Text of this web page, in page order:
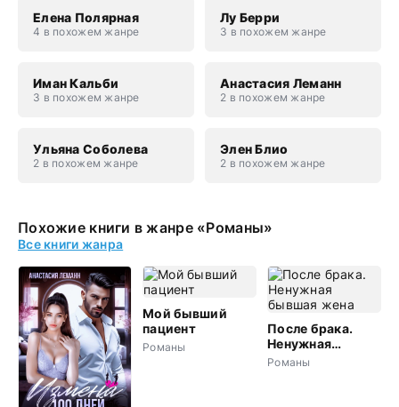
Елена Полярная
4 в похожем жанре
Лу Берри
3 в похожем жанре
Иман Кальби
3 в похожем жанре
Анастасия Леманн
2 в похожем жанре
Ульяна Соболева
2 в похожем жанре
Элен Блио
2 в похожем жанре
Похожие книги в жанре «Романы»
Все книги жанра
Мой бывший
пациент
Романы
После брака.
Ненужная
бывшая жена
Романы